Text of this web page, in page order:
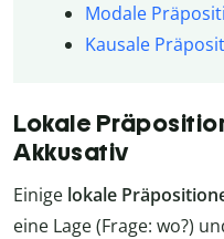
Modale
Kausale
Lokale
Akkusativ
Einige lokale
eine Lage (Frage: wo?)